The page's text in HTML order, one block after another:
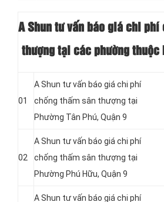
A Shun tư vấn báo giá chi phí
thượng tại các phường thuộc
01
A Shun tư vấn báo giá chi phí
chống thấm sân thượng tại
Phường Tân Phú, Quận 9
02
A Shun tư vấn báo giá chi phí
chống thấm sân thượng tại
Phường Phú Hữu, Quận 9
A Shun tư vấn báo giá chi phí